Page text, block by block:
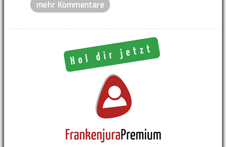
mehr Kommentare